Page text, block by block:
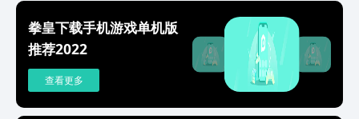
拳皇下载手机游戏单机版
推荐2022
查看更多